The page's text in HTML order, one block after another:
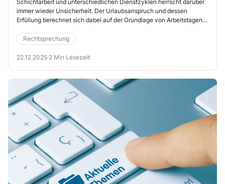
Schichtarbeit und unterschiedlichen Dienstzyklen herrscht darüber
immer wieder Unsicherheit. Der Urlaubsanspruch und dessen
Erfüllung berechnet sich dabei auf der Grundlage von Arbeitstagen
Bundesarbeitsgericht (BAG) im Fall eines Notfallsanitäters
(19.8.2025, Az. 9 AZR 216/24).
Rechtsprechung
22.12.2025·2 Min Lesezeit